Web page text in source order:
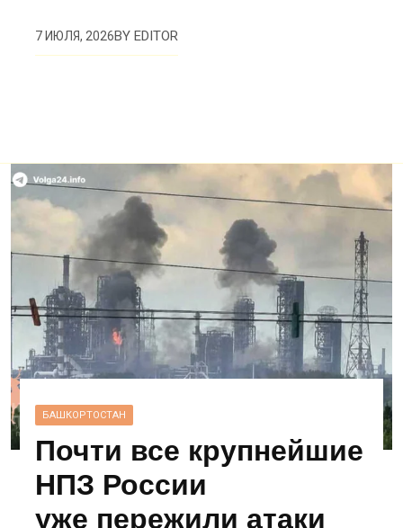
7 ИЮЛЯ, 2026BYEDITOR
БАШКОРТОСТАН
Почти все крупнейшие
НПЗ России
уже пережили атаки